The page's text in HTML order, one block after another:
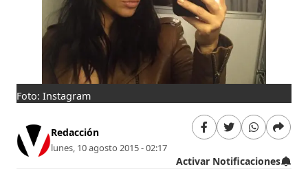
Foto: Instagram
Redacción
lunes, 10 agosto 2015 - 02:17
Activar Notificaciones